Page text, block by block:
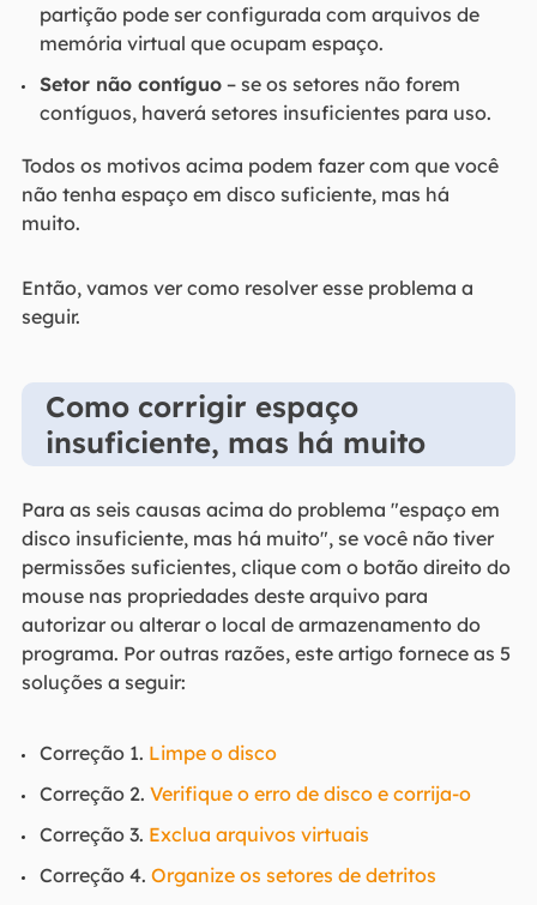
partição pode ser configurada com arquivos de
memória virtual que ocupam espaço.
Setor não contíguo– se os setores não forem
contíguos, haverá setores insuficientes para uso.
Todos os motivos acima podem fazer com que você
não tenha espaço em disco suficiente, mas há
muito.
Então, vamos ver como resolver esse problema a
seguir.
Como corrigir espaço
insuficiente, mas há muito
Para as seis causas acima do problema "espaço em
disco insuficiente, mas há muito", se você não tiver
permissões suficientes, clique com o botão direito do
mouse nas propriedades deste arquivo para
autorizar ou alterar o local de armazenamento do
programa. Por outras razões, este artigo fornece as 5
soluções a seguir:
Correção 1. Limpe o disco
Correção 2. Verifique o erro de disco e corrija-o
Correção 3. Exclua arquivos virtuais
Correção 4. Organize os setores de detritos